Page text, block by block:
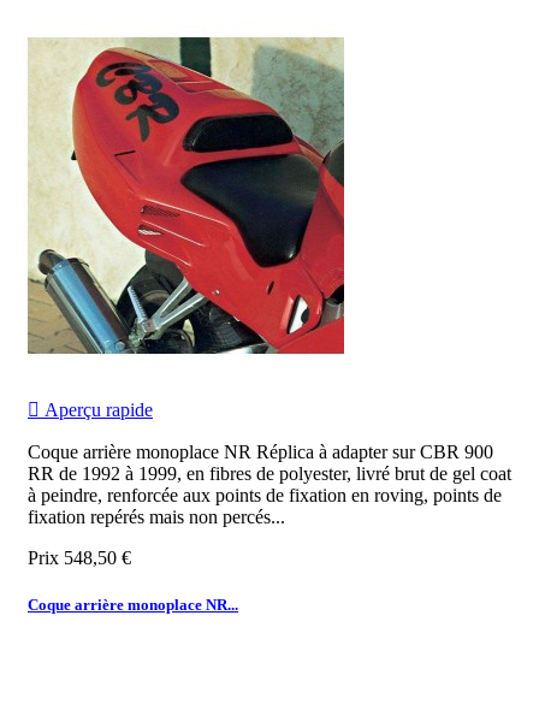
 Aperçu rapide
Coque arrière monoplace NR Réplica à adapter sur CBR 900
RR de 1992 à 1999, en fibres de polyester, livré brut de gel coat
à peindre, renforcée aux points de fixation en roving, points de
fixation repérés mais non percés...
Prix 548,50 €
Coque arrière monoplace NR...